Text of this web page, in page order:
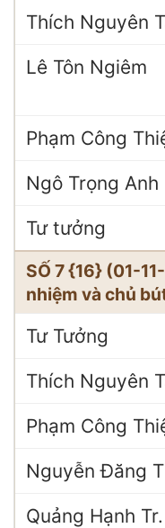
Thích Nguyên
Lê Tôn Ngiêm
Phạm Công
Ngô Trọng Anh
Tư tưởng
SỐ 7 {16} (01-
nhiệm và chủ
Tư Tưởng
Thích Nguyên
Phạm Công
Nguyễn Đăng
Quảng Hạnh Tr.